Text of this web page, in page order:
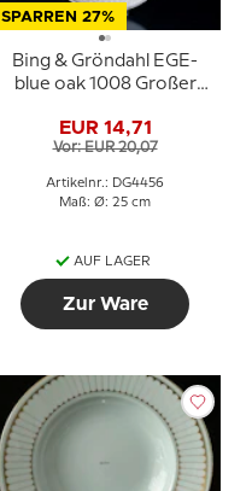
SPARREN 27%
Bing & Gröndahl EGE-
blue oak 1008 Großer
(Hotelporzellan) 25 cm
EUR 14,71
Vor: EUR 20,07
Artikelnr.: DG4456
Maß: Ø: 25 cm
AUF LAGER
Zur Ware